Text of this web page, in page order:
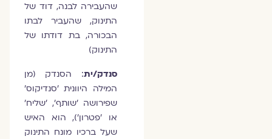
שהעבירה לבנה, דוד של
התינוק, שהעביר לבתו
הבכורה, בת דודתו של
התינוק)
סנדק/ית: הסנדק (מן
המילה היוונית 'סנדיקוס'
שפירושה 'שותף', 'שליח'
או 'פטרון'), הוא האיש
שעל ברכיו מונח התינוק